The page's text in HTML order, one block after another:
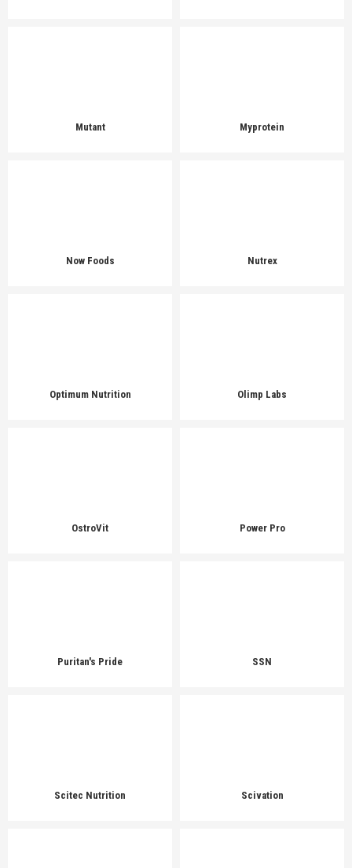
Mutant Myprotein
Now Foods Nutrex
Optimum Nutrition Olimp Labs
OstroVit Power Pro
Puritan's Pride SSN
Scitec Nutrition Scivation